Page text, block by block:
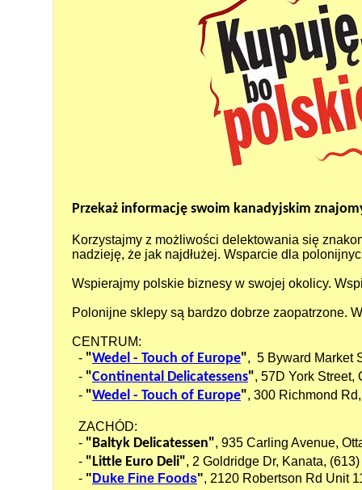
Przekaż informację swoim kanadyjskim
Korzystajmy z możliwości delektowania się
nadzieję, że jak najdłużej. Wsparcie dla
Wspierajmy polskie biznesy w swojej okolicy.
Polonijne sklepy są bardzo dobrze zaopatrzone.
CENTRUM:
- "Wedel - Touch of Europe", 5 Byward Market
- "Continental Delicatessens", 57D York Street,
- "Wedel - Touch of Europe", 300 Richmond
ZACHÓD:
- "Baltyk Delicatessen", 935 Carling Avenue,
- "Little Euro Deli", 2 Goldridge Dr, Kanata,
- " Duke Fine Foods", 2120 Robertson Rd Unit